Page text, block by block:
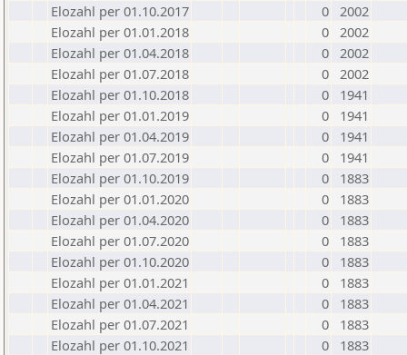
Elozahl per 01.10.2017
0 2002
Elozahl per 01.01.2018
0 2002
Elozahl per 01.04.2018
0 2002
Elozahl per 01.07.2018
0 2002
Elozahl per 01.10.2018
0
1941
Elozahl per 01.01.2019
0
1941
Elozahl per 01.04.2019
0
1941
Elozahl per 01.07.2019
0
1941
Elozahl per 01.10.2019
0
1883
Elozahl per 01.01.2020
0
1883
Elozahl per 01.04.2020
0
1883
Elozahl per 01.07.2020
0
1883
Elozahl per 01.10.2020
0
1883
Elozahl per 01.01.2021
0
1883
Elozahl per 01.04.2021
0
1883
Elozahl per 01.07.2021
0
1883
Elozahl per 01.10.2021
0
1883